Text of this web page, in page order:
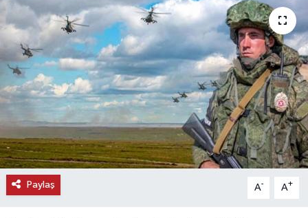
Paylaş A- A+
SAĞLIK
SPOR
TEKNOLOJİ
TİCARET
YAŞAM